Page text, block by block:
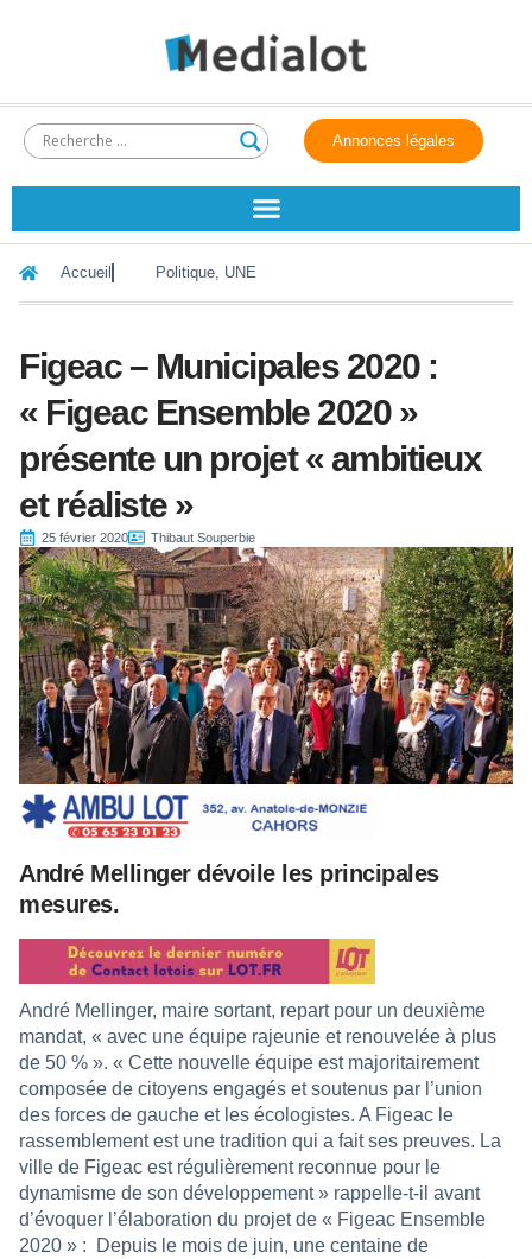
Annonces légales
Accueil Politique, UNE
Figeac – Municipales 2020 :
« Figeac Ensemble 2020 »
présente un projet « ambitieux
et réaliste »
25 février 2020 Thibaut Souperbie
André Mellinger dévoile les principales
mesures.
André Mellinger, maire sortant, repart pour un deuxième
mandat, « avec une équipe rajeunie et renouvelée à plus
de 50 % ». « Cette nouvelle équipe est majoritairement
composée de citoyens engagés et soutenus par l’union
des forces de gauche et les écologistes. A Figeac le
rassemblement est une tradition qui a fait ses preuves. La
ville de Figeac est régulièrement reconnue pour le
dynamisme de son développement » rappelle-t-il avant
d’évoquer l’élaboration du projet de « Figeac Ensemble
2020 » :
Depuis le mois de juin, une centaine de